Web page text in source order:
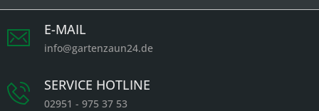
E-MAIL
info@gartenzaun24.de
SERVICE HOTLINE
02951 - 975 37 53